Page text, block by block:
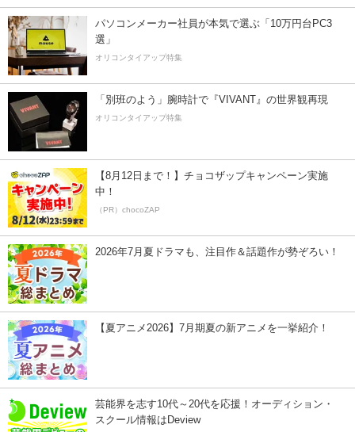
パソコンメーカー社員が本気で選ぶ「10万円台PC3
選」
オリコンタイアップ特集
「別班のよう」腕時計で『VIVANT』の世界観再現
オリコンタイアップ特集
【8月12日まで！】チョコザップキャンペーン実施
中！
（PR）chocoZAP
2026年7月夏ドラマも、注目作＆話題作が勢ぞろい！
【夏アニメ2026】7月期夏の新アニメを一挙紹介！
芸能界を志す10代～20代を応援！オーディション・
スクール情報はDeview